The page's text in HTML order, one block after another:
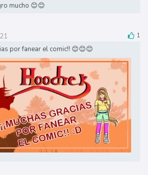
mucho 😊😊
1
por fanear el comic!! 😊😊😊